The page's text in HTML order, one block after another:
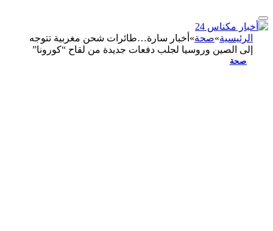
الرئيسية»صحة» أخبار سارة…طائرات شحن مغربية تتوجه
إلى الصين وروسيا لجلب دفعات جديدة من لقاح “كورونا”
صحة